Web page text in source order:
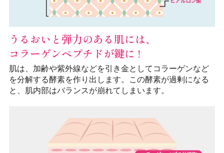
うるおいと弾力のある肌には、
コラーゲンペプチドが鍵に !
肌は、加齢や紫外線などを引き金としてコラーゲンなど
を分解する酵素を作り出します。この酵素が過剰になる
と、肌内部はバランスが崩れてしまいます。